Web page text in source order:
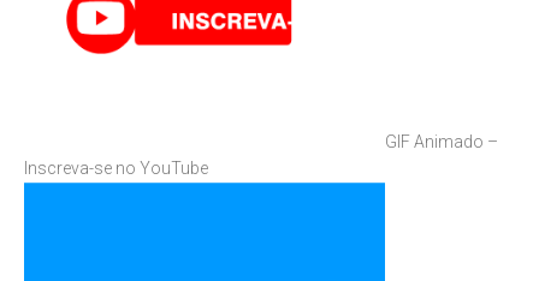
GIF Animado –
Inscreva-se no YouTube